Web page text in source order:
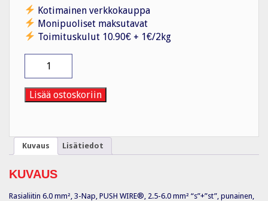
Kotimainen verkkokauppa
Monipuoliset maksutavat
Toimituskulut 10.90€ + 1€/2kg
Nap,
2.5-
6.0
50kpl
määrä
Lisää ostoskoriin
Kuvaus Lisätiedot
KUVAUS
Rasialiitin 6.0 mm², 3-Nap, PUSH WIRE®, 2.5-6.0 mm² “s”+”st”, punainen,